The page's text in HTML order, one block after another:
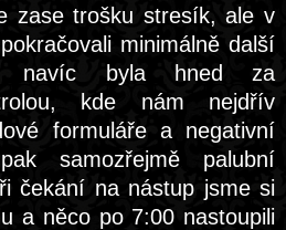
zase trošku stresík, ale v
minimálně další
navíc byla hned za
kde nám nejdřív
formuláře a negativní
samozřejmě palubní
čekání na nástup jsme si
a něco po 7:00 nastoupili